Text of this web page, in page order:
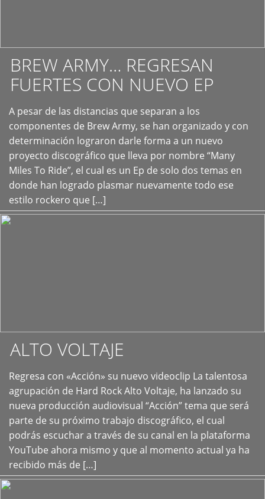
BREW ARMY… REGRESAN
FUERTES CON NUEVO EP
A pesar de las distancias que separan a los
componentes de Brew Army, se han organizado y con
determinación lograron darle forma a un nuevo
proyecto discográfico que lleva por nombre “Many
Miles To Ride”, el cual es un Ep de solo dos temas en
donde han logrado plasmar nuevamente todo ese
estilo rockero que […]
+
ALTO VOLTAJE
Regresa con «Acción» su nuevo videoclip La talentosa
agrupación de Hard Rock Alto Voltaje, ha lanzado su
nueva producción audiovisual “Acción” tema que será
parte de su próximo trabajo discográfico, el cual
podrás escuchar a través de su canal en la plataforma
YouTube ahora mismo y que al momento actual ya ha
recibido más de […]
+